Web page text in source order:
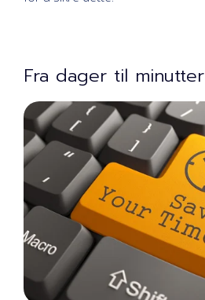
Fra dager til minutter